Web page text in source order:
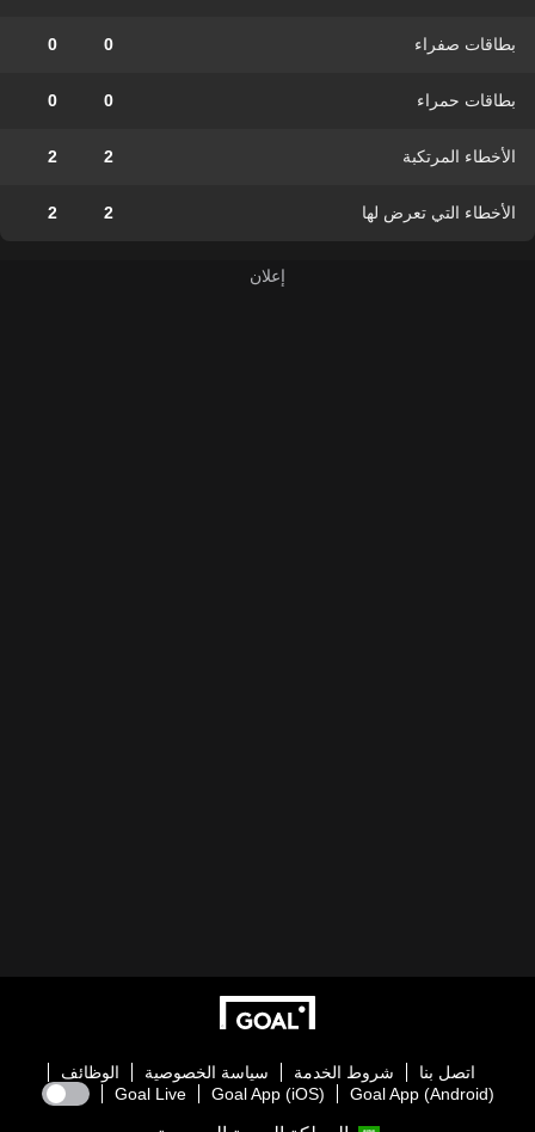
بطاقات صفراء 0
0
بطاقات حمراء 0
0
الأخطاء المرتكبة 2
2
الأخطاء التي تعرض لها 2
2
اتصل بنا شروط الخدمة سياسة الخصوصية
الوظائف
Goal App (Android)
Goal App (iOS)
Goal Live